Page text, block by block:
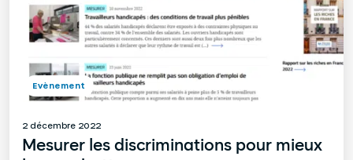
2 décembre 2022
Mesurer les discriminations pour mieux
Evènement